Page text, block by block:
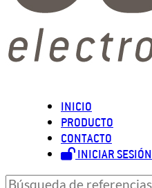
INICIO
PRODUCTO
CONTACTO
INICIAR SESIÓN